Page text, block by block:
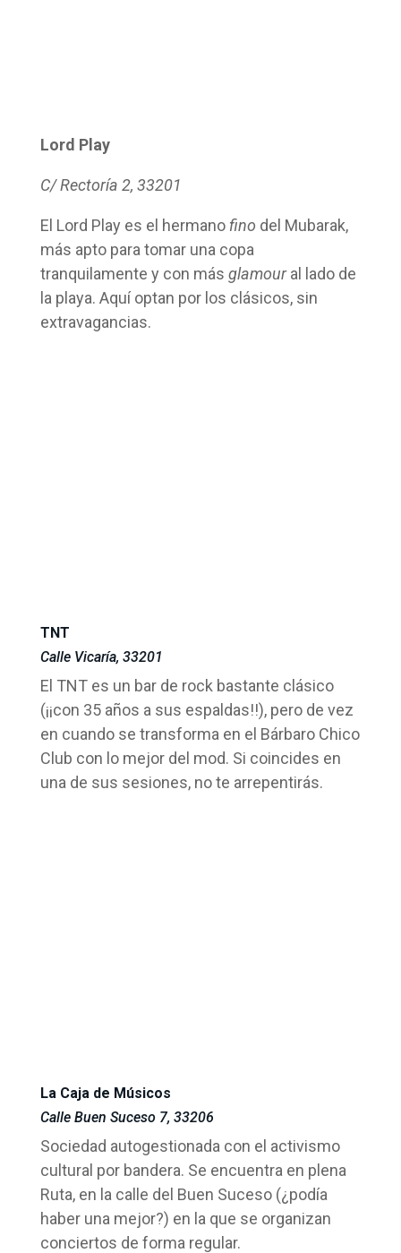
Lord Play
C/ Rectoría 2, 33201
El Lord Play es el hermano fino del Mubarak,
más apto para tomar una copa
tranquilamente y con más glamoural lado de
la playa. Aquí optan por los clásicos, sin
extravagancias.
TNT
Calle Vicaría, 33201
El TNT es un bar de rock bastante clásico
(¡¡con 35 años a sus espaldas!!), pero de vez
en cuando se transforma en el Bárbaro Chico
Club con lo mejor del mod. Si coincides en
una de sus sesiones, no te arrepentirás.
La Caja de Músicos
Calle Buen Suceso 7, 33206
Sociedad autogestionada con el activismo
cultural por bandera. Se encuentra en plena
Ruta, en la calle del Buen Suceso (¿podía
haber una mejor?) en la que se organizan
conciertos de forma regular.